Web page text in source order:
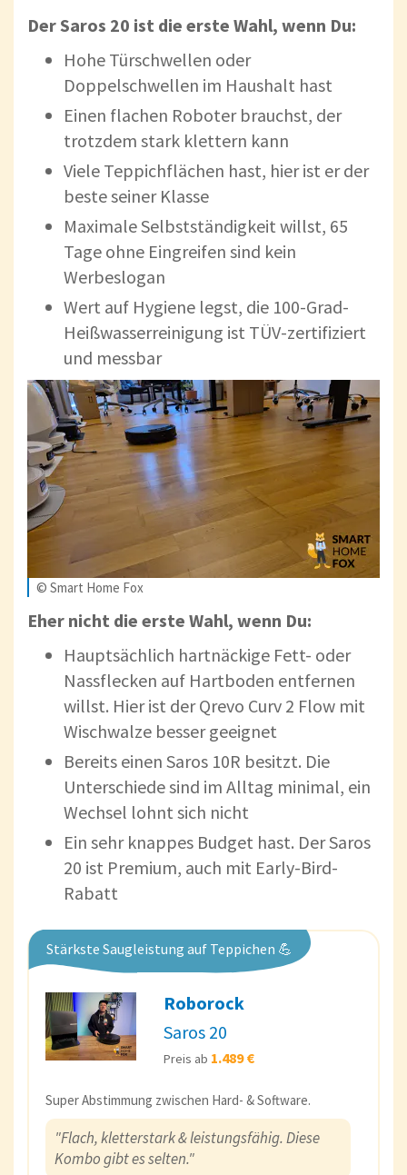
Der Saros 20 ist die erste Wahl, wenn Du:
Hohe Türschwellen oder
Doppelschwellen im Haushalt hast
Einen flachen Roboter brauchst, der
trotzdem stark klettern kann
Viele Teppichflächen hast, hier ist er der
beste seiner Klasse
Maximale Selbstständigkeit willst, 65
Tage ohne Eingreifen sind kein
Werbeslogan
Wert auf Hygiene legst, die 100-Grad-
Heißwasserreinigung ist TÜV-zertifiziert
und messbar
© Smart Home Fox
Eher nicht die erste Wahl, wenn Du:
Hauptsächlich hartnäckige Fett- oder
Nassflecken auf Hartboden entfernen
willst. Hier ist der Qrevo Curv 2 Flow mit
Wischwalze besser geeignet
Bereits einen Saros 10R besitzt. Die
Unterschiede sind im Alltag minimal, ein
Wechsel lohnt sich nicht
Ein sehr knappes Budget hast. Der Saros
20 ist Premium, auch mit Early-Bird-
Rabatt
Stärkste Saugleistung auf Teppichen 💪
Roborock
Saros 20
Preis ab 1.489 €
Super Abstimmung zwischen Hard- & Software.
"Flach, kletterstark & leistungsfähig. Diese
Kombo gibt es selten."